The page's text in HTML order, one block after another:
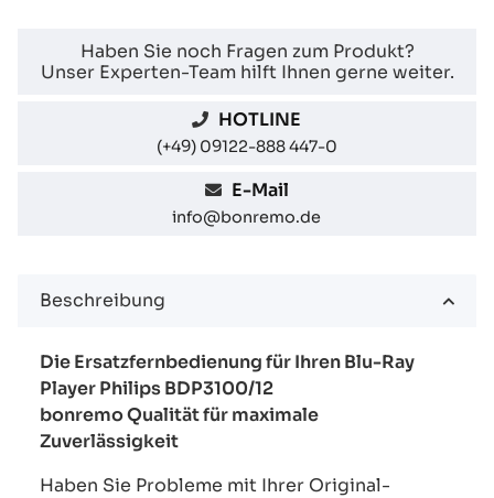
Haben Sie noch Fragen zum Produkt?
Unser Experten-Team hilft Ihnen gerne weiter.
HOTLINE
(+49) 09122-888 447-0
E-Mail
info@bonremo.de
Beschreibung
Die Ersatzfernbedienung für Ihren Blu-Ray
Player Philips BDP3100/12
bonremo Qualität für maximale
Zuverlässigkeit
Haben Sie Probleme mit Ihrer Original-